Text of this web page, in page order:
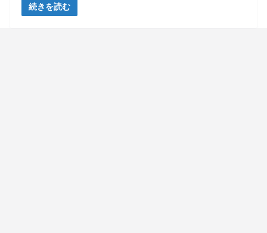
続きを読む